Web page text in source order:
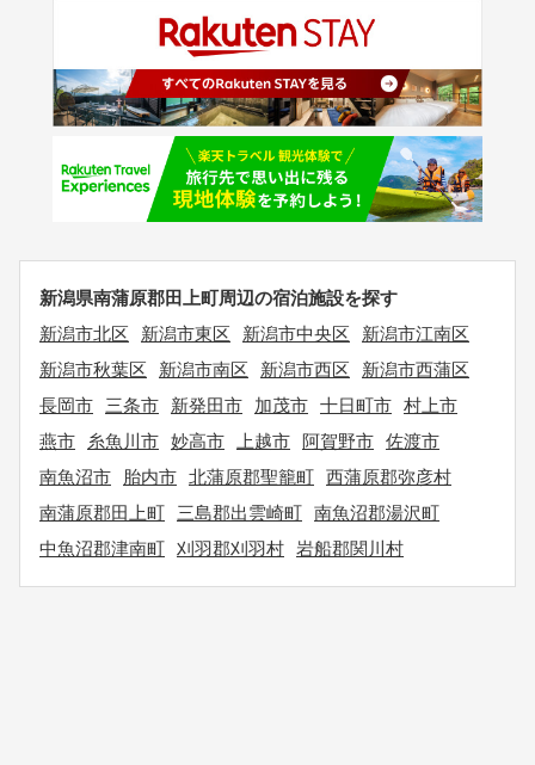
新潟県南蒲原郡田上町周辺の宿泊施設を探す
新潟市北区
新潟市東区 新潟市中央区
新潟市江南区
新潟市秋葉区
新潟市南区 新潟市西区
新潟市西蒲区
長岡市
三条市 新発田市 加茂市 十日町市 村上市
燕市
糸魚川市 妙高市 上越市 阿賀野市 佐渡市
南魚沼市
胎内市 北蒲原郡聖籠町 西蒲原郡弥彦村
南蒲原郡田上町
三島郡出雲崎町 南魚沼郡湯沢町
中魚沼郡津南町 刈羽郡刈羽村 岩船郡関川村